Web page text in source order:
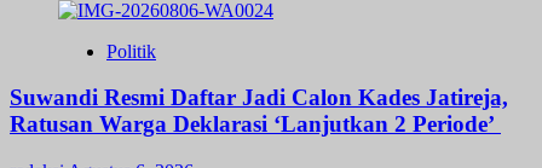
Politik
Suwandi Resmi Daftar Jadi Calon Kades Jatireja,
Ratusan Warga Deklarasi ‘Lanjutkan 2 Periode’